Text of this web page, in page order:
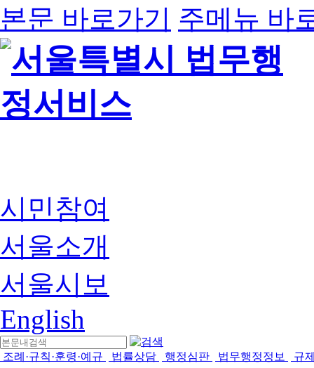
본문 바로가기 주메뉴 바
시민참여
서울소개
서울시보
English
조례·규칙·훈령·예규 법률상담 행정심판 법무행정정보 규